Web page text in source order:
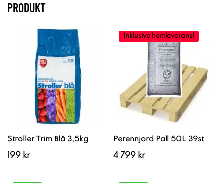
PRODUKT
Stroller Trim Blå 3,5kg
199 kr
Inklusive hemleverans!
Perennjord Pall 50L 39st
4 799 kr